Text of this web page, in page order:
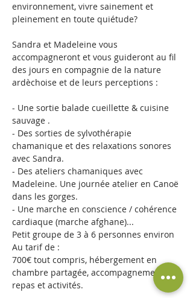
environnement, vivre sainement et
pleinement en toute quiétude?
Sandra et Madeleine vous
accompagneront et vous guideront au fil
des jours en compagnie de la nature
ardèchoise et de leurs perceptions :
- Une sortie balade cueillette & cuisine
sauvage .
- Des sorties de sylvothérapie
chamanique et des relaxations sonores
avec Sandra.
- Des ateliers chamaniques avec
Madeleine. Une journée atelier en Canoë
dans les gorges.
- Une marche en conscience / cohérence
cardiaque (marche afghane)...
Petit groupe de 3 à 6 personnes environ
Au tarif de :
700€ tout compris, hébergement en
chambre partagée, accompagnements,
repas et activités.